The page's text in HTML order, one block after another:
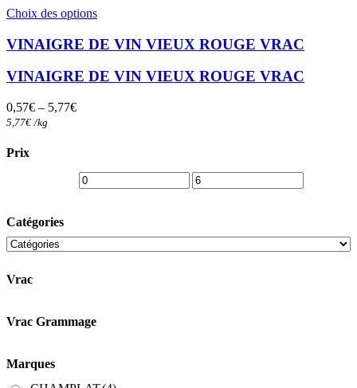
Choix des optionsCe
a
plusieurs
variations.
Les
la
VINAIGRE DE VIN VIEUX ROUGE VRAC
VINAIGRE DE VIN VIEUX ROUGE VRAC
0,57€ – 5,77€
5,77€ /kg
Prix
Catégories
Vrac
Vrac Grammage
Marques